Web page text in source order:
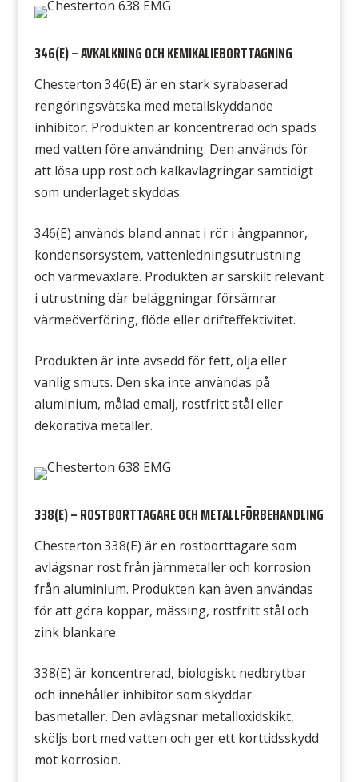
346(E) – AVKALKNING OCH KEMIKALIEBORTTAGNING
Chesterton 346(E) är en stark syrabaserad
rengöringsvätska med metallskyddande
inhibitor. Produkten är koncentrerad och späds
med vatten före användning. Den används för
att lösa upp rost och kalkavlagringar samtidigt
som underlaget skyddas.
346(E) används bland annat i rör i ångpannor,
kondensorsystem, vattenledningsutrustning
och värmeväxlare. Produkten är särskilt relevant
i utrustning där beläggningar försämrar
värmeöverföring, flöde eller drifteffektivitet.
Produkten är inte avsedd för fett, olja eller
vanlig smuts. Den ska inte användas på
aluminium, målad emalj, rostfritt stål eller
dekorativa metaller.
338(E) – ROSTBORTTAGARE OCH METALLFÖRBEHANDLING
Chesterton 338(E) är en rostborttagare som
avlägsnar rost från järnmetaller och korrosion
från aluminium. Produkten kan även användas
för att göra koppar, mässing, rostfritt stål och
zink blankare.
338(E) är koncentrerad, biologiskt nedbrytbar
och innehåller inhibitor som skyddar
basmetaller. Den avlägsnar metalloxidskikt,
sköljs bort med vatten och ger ett korttidsskydd
mot korrosion.